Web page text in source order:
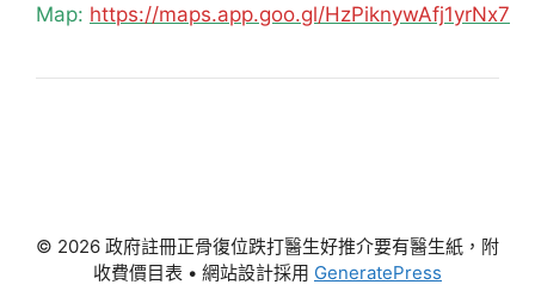
Map: https://maps.app.goo.gl/HzPiknywAfj1yrNx7
© 2026 政府註冊正骨復位跌打醫生好推介要有醫生紙，附
收費價目表 • 網站設計採用 GeneratePress